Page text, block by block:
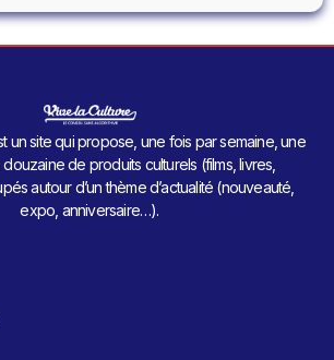
un site qui propose, une fois par semaine, une
de produits culturels (films, livres,
autour d’un thème d’actualité (nouveauté,
expo, anniversaire…).